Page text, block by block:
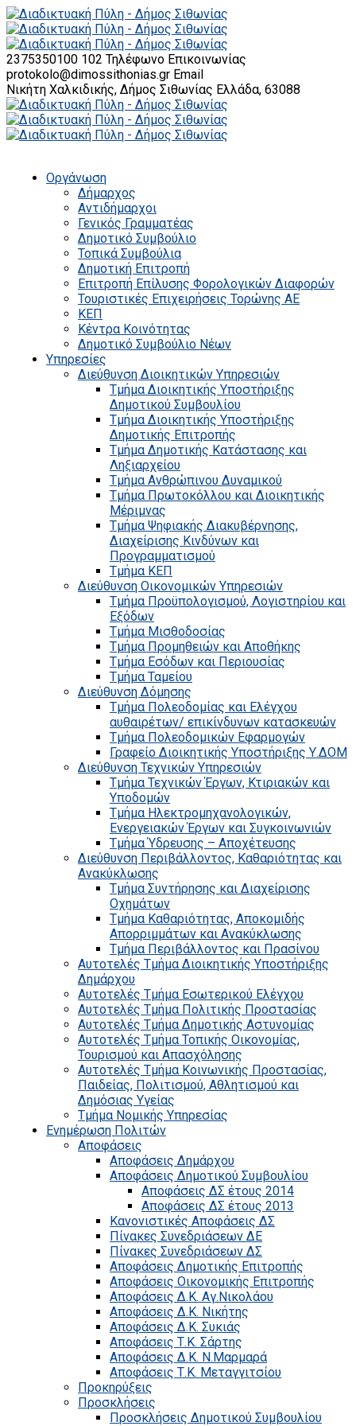
2375350100 102 Τηλέφωνο Επικοινωνίας
protokolo@dimossithonias.gr Email
Νικήτη Χαλκιδικής, Δήμος Σιθωνίας Ελλάδα, 63088
Οργάνωση
Δήμαρχος
Αντιδήμαρχοι
Γενικός Γραμματέας
Δημοτικό Συμβούλιο
Τοπικά Συμβούλια
Δημοτική Επιτροπή
Επιτροπή Επίλυσης Φορολογικών Διαφορών
Τουριστικές Επιχειρήσεις Τορώνης ΑΕ
ΚΕΠ
Κέντρα Κοινότητας
Δημοτικό Συμβούλιο Νέων
Υπηρεσίες
Διεύθυνση Διοικητικών Υπηρεσιών
Τμήμα Διοικητικής Υποστήριξης
Δημοτικού Συμβουλίου
Τμήμα Διοικητικής Υποστήριξης
Δημοτικής Επιτροπής
Τμήμα Δημοτικής Κατάστασης και
Ληξιαρχείου
Τμήμα Ανθρώπινου Δυναμικού
Τμήμα Πρωτοκόλλου και Διοικητικής
Μέριμνας
Τμήμα Ψηφιακής Διακυβέρνησης,
Διαχείρισης Κινδύνων και
Προγραμματισμού
Τμήμα ΚΕΠ
Διεύθυνση Οικονομικών Υπηρεσιών
Τμήμα Προϋπολογισμού, Λογιστηρίου και
Εξόδων
Τμήμα Μισθοδοσίας
Τμήμα Προμηθειών και Αποθήκης
Τμήμα Εσόδων και Περιουσίας
Τμήμα Ταμείου
Διεύθυνση Δόμησης
Τμήμα Πολεοδομίας και Ελέγχου
αυθαιρέτων/ επικίνδυνων κατασκευών
Τμήμα Πολεοδομικών Εφαρμογών
Γραφείο Διοικητικής Υποστήριξης Υ.ΔΟΜ
Διεύθυνση Τεχνικών Υπηρεσιών
Τμήμα Τεχνικών Έργων, Κτιριακών και
Υποδομών
Τμήμα Ηλεκτρομηχανολογικών,
Ενεργειακών Έργων και Συγκοινωνιών
Τμήμα Ύδρευσης – Αποχέτευσης
Διεύθυνση Περιβάλλοντος, Καθαριότητας και
Ανακύκλωσης
Τμήμα Συντήρησης και Διαχείρισης
Οχημάτων
Τμήμα Καθαριότητας, Αποκομιδής
Απορριμμάτων και Ανακύκλωσης
Τμήμα Περιβάλλοντος και Πρασίνου
Αυτοτελές Τμήμα Διοικητικής Υποστήριξης
Δημάρχου
Αυτοτελές Τμήμα Εσωτερικού Ελέγχου
Αυτοτελές Τμήμα Πολιτικής Προστασίας
Αυτοτελές Τμήμα Δημοτικής Αστυνομίας
Αυτοτελές Τμήμα Τοπικής Οικονομίας,
Τουρισμού και Απασχόλησης
Αυτοτελές Τμήμα Κοινωνικής Προστασίας,
Παιδείας, Πολιτισμού, Αθλητισμού και
Δημόσιας Υγείας
Τμήμα Νομικής Υπηρεσίας
Ενημέρωση Πολιτών
Αποφάσεις
Αποφάσεις Δημάρχου
Αποφάσεις Δημοτικού Συμβουλίου
Αποφάσεις ΔΣ έτους 2014
Αποφάσεις ΔΣ έτους 2013
Κανονιστικές Αποφάσεις ΔΣ
Πίνακες Συνεδριάσεων ΔΕ
Πίνακες Συνεδριάσεων ΔΣ
Αποφάσεις Δημοτικής Επιτροπής
Αποφάσεις Οικονομικής Επιτροπής
Αποφάσεις Δ.Κ. Αγ.Νικολάου
Αποφάσεις Δ.Κ. Νικήτης
Αποφάσεις Δ.Κ. Συκιάς
Αποφάσεις Τ.Κ. Σάρτης
Αποφάσεις Δ.Κ. Ν.Μαρμαρά
Αποφάσεις Τ.Κ. Μεταγγιτσίου
Προκηρύξεις
Προσκλήσεις
Προσκλήσεις Δημοτικού Συμβουλίου